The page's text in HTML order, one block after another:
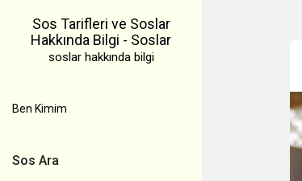
Sos Tarifleri ve Soslar
Hakkında Bilgi - Soslar
soslar hakkında bilgi
Ben Kimim
Sos Ara